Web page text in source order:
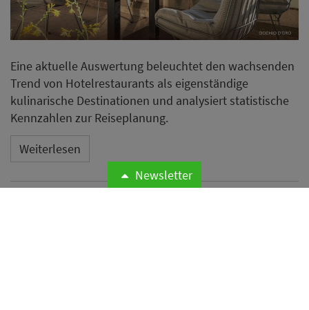
Eine aktuelle Auswertung beleuchtet den wachsenden
Trend von Hotelrestaurants als eigenständige
kulinarische Destinationen und analysiert statistische
Kennzahlen zur Reiseplanung.
Weiterlesen
Newsletter